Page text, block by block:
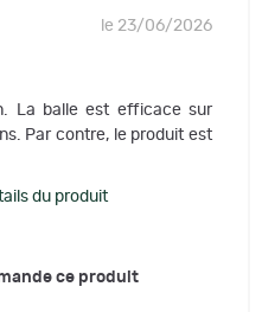
le 23/06/2026
La balle est efficace sur
Par contre, le produit est
du produit
ce produit